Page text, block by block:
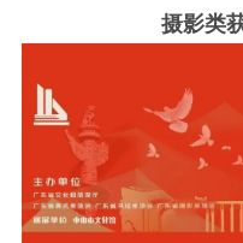
摄影类